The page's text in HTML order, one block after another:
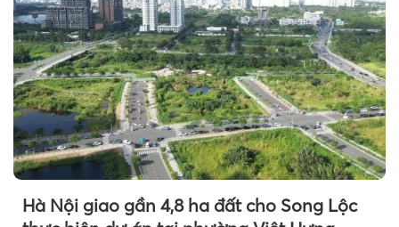
Hà Nội giao gần 4,8 ha đất cho Song Lộc